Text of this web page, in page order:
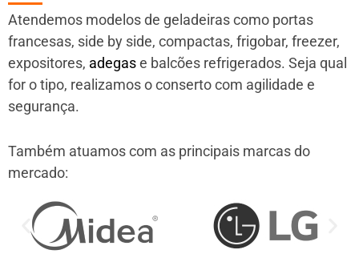
Atendemos modelos de geladeiras como portas
francesas, side by side, compactas, frigobar, freezer,
expositores, adegase balcões refrigerados. Seja qual
for o tipo, realizamos o conserto com agilidade e
segurança.
Também atuamos com as principais marcas do
mercado: